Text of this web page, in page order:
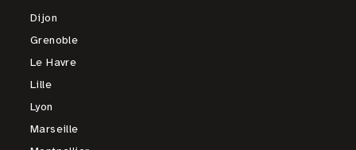
Dijon
Grenoble
Le Havre
Lille
Lyon
Marseille